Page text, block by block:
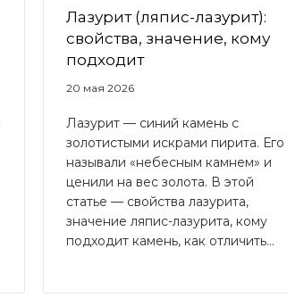
Лазурит (ляпис-лазурит):
свойства, значение, кому
подходит
20 мая 2026
Лазурит — синий камень с
золотистыми искрами пирита. Его
называли «небесным камнем» и
ценили на вес золота. В этой
статье — свойства лазурита,
значение ляпис-лазурита, кому
подходит камень, как отличить...